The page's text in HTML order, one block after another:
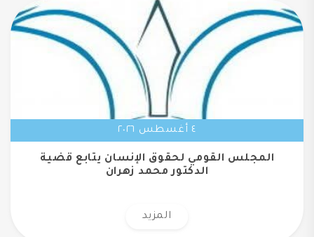
٤ أغسطس ٢٠٢٦
المجلس القومي لحقوق الإنسان يتابع قضية
الدكتور محمد زهران
المزيد